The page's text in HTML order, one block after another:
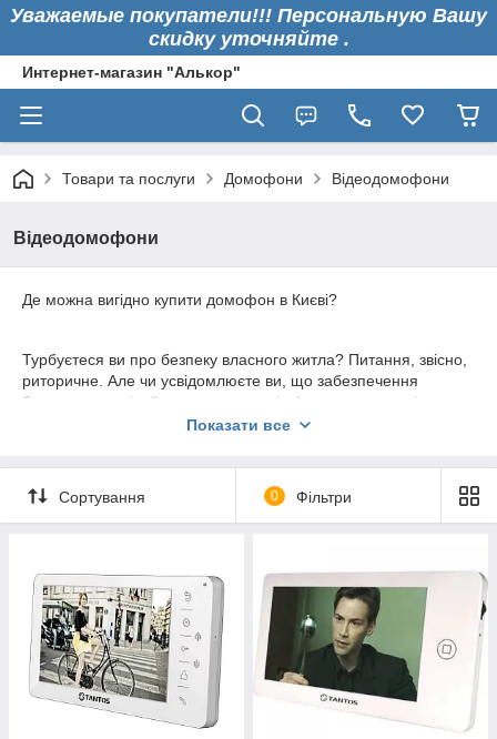
Уважаемые покупатели!!! Персональную Вашу
скидку уточняйте .
Интернет-магазин "Алькор"
Товари та послуги Домофони Відеодомофони
Відеодомофони
Де можна вигідно купити домофон в Києві?
Турбуєтеся ви про безпеку власного житла? Питання, звісно,
риторичне. Але чи усвідомлюєте ви, що забезпечення
безпеки – це цілий комплекс заходів. І одним з неодмінних з
них має стати встановлення домофону.
ринку представлена велика кількість моделей, і часом
покупець не може зорієнтуватися, на який же з них йому
зупинити свій вибір?
Опытные специалисты компании «Алькор» помогут вам
купить домофон в Киеве, оптимально отвечающий всем
вашим требованиям. У нас можно приобрести:
Показати все
Сортування 0 Фільтри